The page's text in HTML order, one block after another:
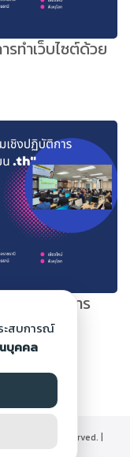
รทำเว็บไซต์ด้วย
เชิงปฏิบัติการ
All rights reserved. |
ะสบการณ์
บุคคล